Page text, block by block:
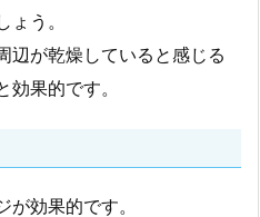
ょう。
辺が乾燥していると感じる
効果的です。
が効果的です。